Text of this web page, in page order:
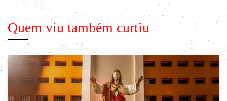
Quem viu também curtiu